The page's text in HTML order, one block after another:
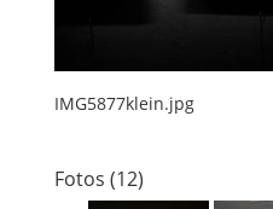
IMG5877klein.jpg
Fotos (12)